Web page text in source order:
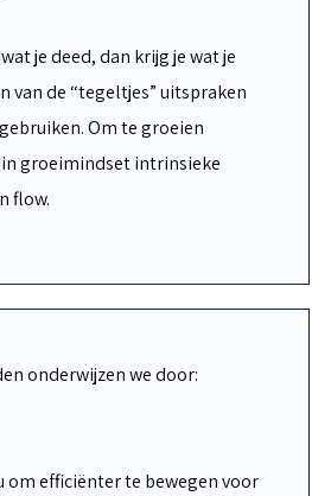
je deed, dan krijg je wat je
van de “tegeltjes” uitspraken
Om te groeien
groeimindset intrinsieke
flow.
onderwijzen we door:
om efficiënter te bewegen voor